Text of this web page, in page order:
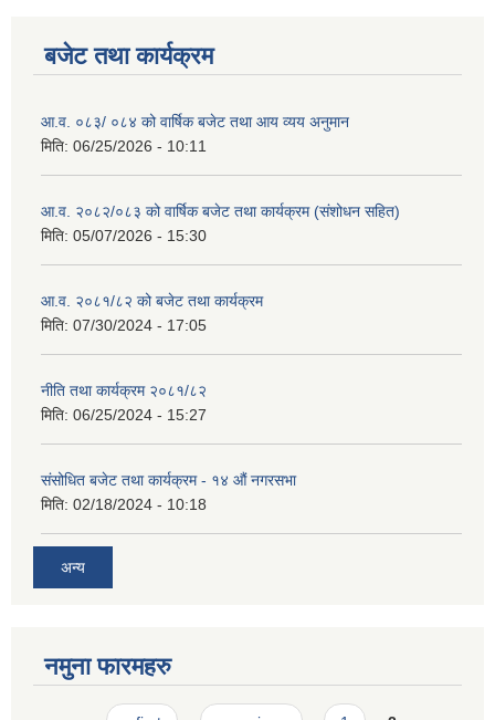
बजेट तथा कार्यक्रम
आ.व. ०८३/ ०८४ को वार्षिक बजेट तथा आय व्यय अनुमान
मिति: 06/25/2026 - 10:11
आ.व. २०८२/०८३ को वार्षिक बजेट तथा कार्यक्रम (संशोधन सहित)
मिति: 05/07/2026 - 15:30
आ.व. २०८१/८२ को बजेट तथा कार्यक्रम
मिति: 07/30/2024 - 17:05
नीति तथा कार्यक्रम २०८१/८२
मिति: 06/25/2024 - 15:27
संसोधित बजेट तथा कार्यक्रम - १४ औं नगरसभा
मिति: 02/18/2024 - 10:18
अन्य
नमुना फारमहरु